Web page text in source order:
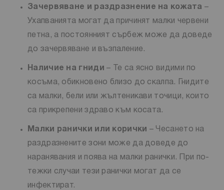
Зачервяване и раздразнение на кожата –
Ухапванията могат да причинят малки червени
петна, а постоянният сърбеж може да доведе
до зачервяване и възпаление.
Наличие на гниди – Те са ясно видими по
косъма, обикновено близо до скалпа. Гнидите
са малки, бели или жълтеникави точици, които
са прикрепени здраво към косата.
Малки ранички или корички – Чесането на
раздразнените зони може да доведе до
наранявания и поява на малки ранички. При по-
тежки случаи тези ранички могат да се
инфектират.